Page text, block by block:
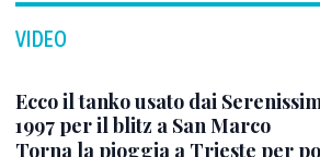
VIDEO
Ecco il tanko usato dai
1997 per il blitz a San Marco
Torna la pioggia a Trieste per